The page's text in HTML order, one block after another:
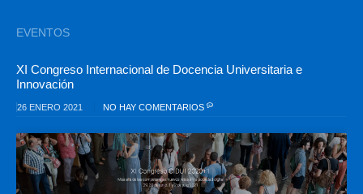
EVENTOS
XI Congreso Internacional de Docencia Universitaria e
Innovación
26 ENERO 2021 NO HAY COMENTARIOS